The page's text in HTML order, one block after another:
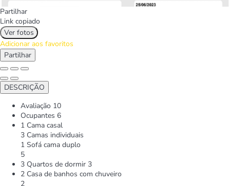
Partilhar
Link copiado
Ver fotos
Adicionar aos favoritos
Partilhar
DESCRIÇÃO
Avaliação 10
Ocupantes 6
1 Cama casal
3 Camas individuais
1 Sofá cama duplo
5
3 Quartos de dormir 3
2 Casa de banhos com chuveiro
2